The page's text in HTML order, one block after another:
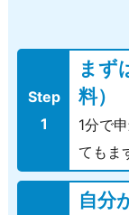
Step
1
まず
料）
1分で
てもま
自分